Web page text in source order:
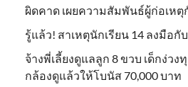
ผิดคาด เผยความสัมพันธ์ผู้ก่อเหตุ
รู้แล้ว! สาเหตุนักเรียน 14 ลงมือ
จ้างพี่เลี้ยงดูแลลูก 8 ขวบ เด็กง่ว
กล้องดูแล้วให้โบนัส 70,000 บาท